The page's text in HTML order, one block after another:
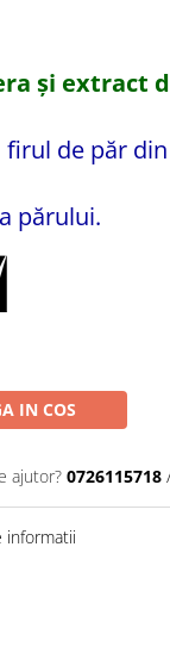
şi extract
de păr
părului.
IN COS
ajutor? 0726115718
informatii